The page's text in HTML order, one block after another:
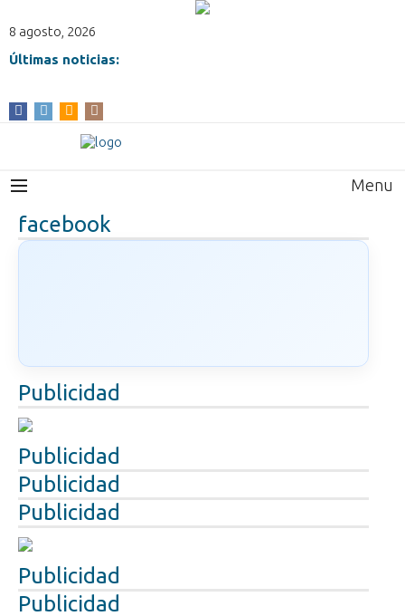
8 agosto, 2026
Últimas noticias:
Menu
facebook
Publicidad
Publicidad
Publicidad
Publicidad
Publicidad
Publicidad